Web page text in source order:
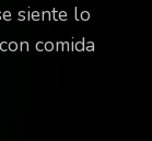
siente lo
comida